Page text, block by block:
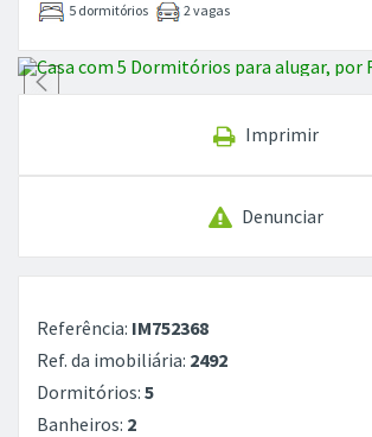
5 dormitórios 2 vagas
Anterior
Imprimir
Denunciar
Referência: IM752368
Ref. da imobiliária: 2492
Dormitórios: 5
Banheiros: 2